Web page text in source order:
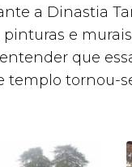
a Dinastia
e
que
templo